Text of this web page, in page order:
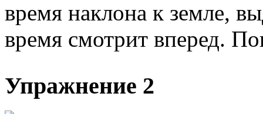
время наклона к земле,
время смотрит вперед.
Упражнение 2